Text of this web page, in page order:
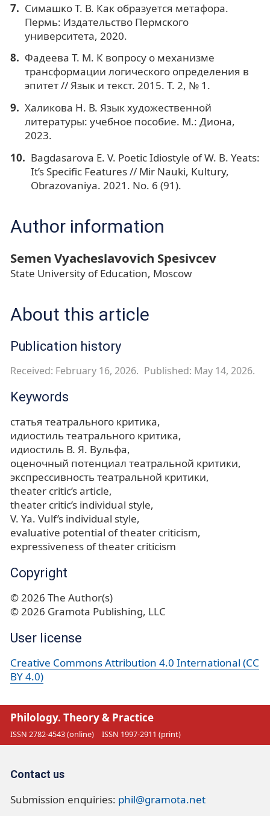
Симашко Т. В. Как образуется метафора.
Пермь: Издательство Пермского
университета, 2020.
Фадеева Т. М. К вопросу о механизме
трансформации логического определения в
эпитет // Язык и текст. 2015. Т. 2, № 1.
Халикова Н. В. Язык художественной
литературы: учебное пособие. М.: Диона,
2023.
Bagdasarova E. V. Poetic Idiostyle of W. B. Yeats:
It’s Specific Features // Mir Nauki, Kultury,
Obrazovaniya. 2021. No. 6 (91).
Author information
Semen Vyacheslavovich Spesivcev
State University of Education, Moscow
About this article
Publication history
Received: February 16, 2026. Published: May 14, 2026.
Keywords
статья театрального критика
идиостиль театрального критика
идиостиль В. Я. Вульфа
оценочный потенциал театральной критики
экспрессивность театральной критики
theater critic’s article
theater critic’s individual style
V. Ya. Vulf’s individual style
evaluative potential of theater criticism
expressiveness of theater criticism
Copyright
© 2026 The Author(s)
© 2026 Gramota Publishing, LLC
User license
Creative Commons Attribution 4.0 International (CC
BY 4.0)
Philology. Theory & Practice
ISSN 2782-4543 (online) ISSN 1997-2911 (print)
Contact us
Submission enquiries: phil@gramota.net